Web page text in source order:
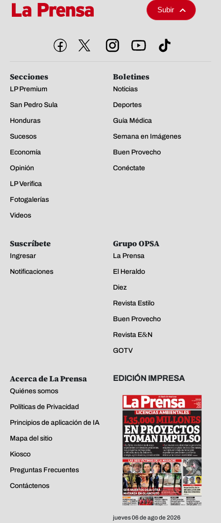
Subir
Secciones
LP Premium
San Pedro Sula
Honduras
Sucesos
Economía
Opinión
LP Verifica
Fotogalerías
Videos
Boletines
Noticias
Deportes
Guía Médica
Semana en Imágenes
Buen Provecho
Conéctate
Suscríbete
Ingresar
Notificaciones
Grupo OPSA
La Prensa
El Heraldo
Diez
Revista Estilo
Buen Provecho
Revista E&N
GOTV
Acerca de La Prensa
Quiénes somos
Políticas de Privacidad
Principios de aplicación de IA
Mapa del sitio
Kiosco
Preguntas Frecuentes
Contáctenos
EDICIÓN IMPRESA
jueves 06 de ago de 2026